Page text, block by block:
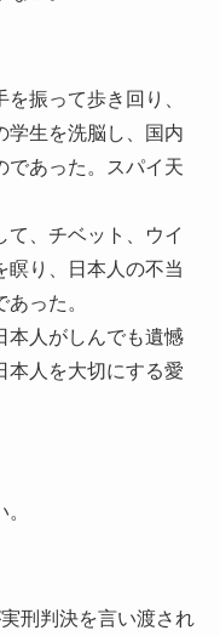
振って歩き回り、
学生を洗脳し、国内
であった。スパイ天
て、チベット、ウイ
瞑り、日本人の不当
った。
本人がしんでも遺憾
本人を大切にする愛
刑判決を言い渡され